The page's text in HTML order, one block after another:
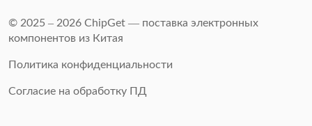
© 2025 – 2026 ChipGet — поставка электронных
компонентов из Китая
Политика конфиденциальности
Согласие на обработку ПД